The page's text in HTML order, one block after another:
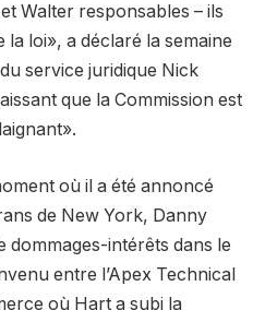
Walter responsables – ils
la loi», a déclaré la semaine
service juridique Nick
que la Commission est
où il a été annoncé
de New York, Danny
intérêts dans le
entre l’Apex Technical
où Hart a subi la